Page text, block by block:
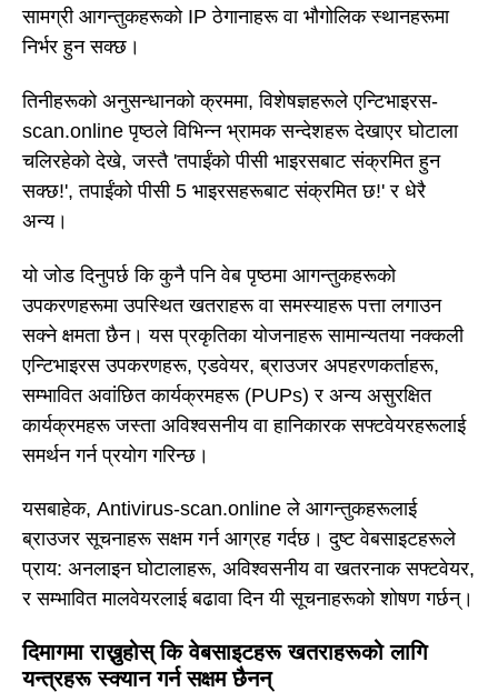
सामग्री आगन्तुकहरूको IP ठेगानाहरू वा भौगोलिक स्थानहरूमा
निर्भर हुन सक्छ।
तिनीहरूको अनुसन्धानको क्रममा, विशेषज्ञहरूले एन्टिभाइरस-
scan.online पृष्ठले विभिन्न भ्रामक सन्देशहरू देखाएर घोटाला
चलिरहेको देखे, जस्तै 'तपाईंको पीसी भाइरसबाट संक्रमित हुन
सक्छ!', तपाईंको पीसी 5 भाइरसहरूबाट संक्रमित छ!' र धेरै
अन्य।
यो जोड दिनुपर्छ कि कुनै पनि वेब पृष्ठमा आगन्तुकहरूको
उपकरणहरूमा उपस्थित खतराहरू वा समस्याहरू पत्ता लगाउन
सक्ने क्षमता छैन। यस प्रकृतिका योजनाहरू सामान्यतया नक्कली
एन्टिभाइरस उपकरणहरू, एडवेयर, ब्राउजर अपहरणकर्ताहरू,
सम्भावित अवांछित कार्यक्रमहरू (PUPs) र अन्य असुरक्षित
कार्यक्रमहरू जस्ता अविश्वसनीय वा हानिकारक सफ्टवेयरहरूलाई
समर्थन गर्न प्रयोग गरिन्छ।
यसबाहेक, Antivirus-scan.online ले आगन्तुकहरूलाई
ब्राउजर सूचनाहरू सक्षम गर्न आग्रह गर्दछ। दुष्ट वेबसाइटहरूले
प्राय: अनलाइन घोटालाहरू, अविश्वसनीय वा खतरनाक सफ्टवेयर,
र सम्भावित मालवेयरलाई बढावा दिन यी सूचनाहरूको शोषण गर्छन्।
दिमागमा राख्नुहोस् कि वेबसाइटहरू खतराहरूको लागि
यन्त्रहरू स्क्यान गर्न सक्षम छैनन्